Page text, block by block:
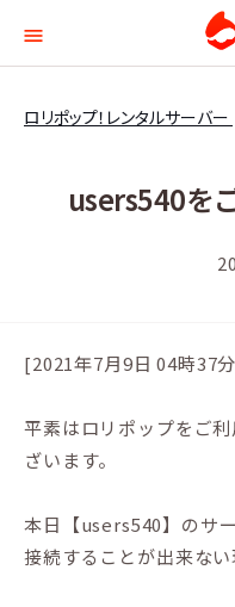
ロリポップ！レンタルサーバー
users540を
[2021年7月9日 04時37
平素はロリポップをご
ざいます。
本日【users540】のサ
接続することが出来ない